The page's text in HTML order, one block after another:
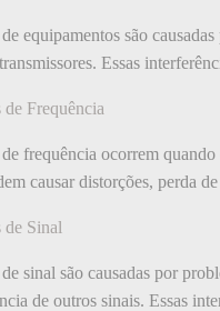
equipamentos são
Essas
de Frequência
frequência ocorrem
causar distorções, perda de
de Sinal
sinal são causadas por
de outros sinais. Essas